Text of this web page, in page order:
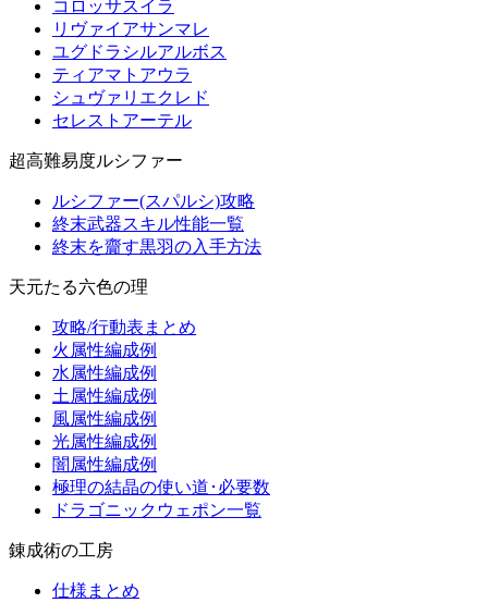
コロッサスイラ
リヴァイアサンマレ
ユグドラシルアルボス
ティアマトアウラ
シュヴァリエクレド
セレストアーテル
超高難易度ルシファー
ルシファー(スパルシ)攻略
終末武器スキル性能一覧
終末を齎す黒羽の入手方法
天元たる六色の理
攻略/行動表まとめ
火属性編成例
水属性編成例
土属性編成例
風属性編成例
光属性編成例
闇属性編成例
極理の結晶の使い道･必要数
ドラゴニックウェポン一覧
錬成術の工房
仕様まとめ